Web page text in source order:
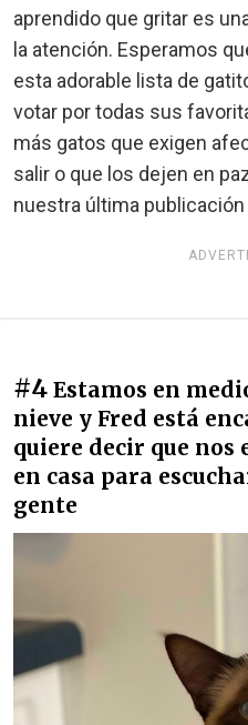
aprendido que gritar es
la atención. Esperamos
esta adorable lista de
votar por todas sus
más gatos que exigen
salir o que los dejen en
nuestra última
#4 Estamos en
nieve y Fred está
quiere decir que nos
en casa para
gente